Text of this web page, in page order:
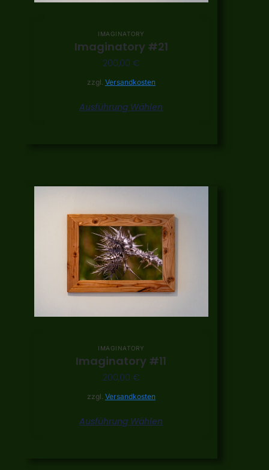
IMAGINATORY
Imaginatory #21
200,00 €
zzgl. Versandkosten
Ausführung Wählen
IMAGINATORY
Imaginatory #11
200,00 €
zzgl. Versandkosten
Ausführung Wählen